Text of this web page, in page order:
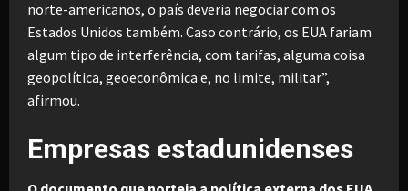
norte-americanos, o país deveria negociar com os
Estados Unidos também. Caso contrário, os EUA fariam
algum tipo de interferência, com tarifas, alguma coisa
geopolítica, geoeconômica e, no limite, militar”,
afirmou.
Empresas estadunidenses